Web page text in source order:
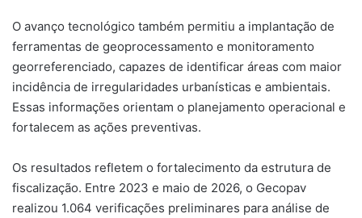
O avanço tecnológico também permitiu a implantação de
ferramentas de geoprocessamento e monitoramento
georreferenciado, capazes de identificar áreas com maior
incidência de irregularidades urbanísticas e ambientais.
Essas informações orientam o planejamento operacional e
fortalecem as ações preventivas.
Os resultados refletem o fortalecimento da estrutura de
fiscalização. Entre 2023 e maio de 2026, o Gecopav
realizou 1.064 verificações preliminares para análise de